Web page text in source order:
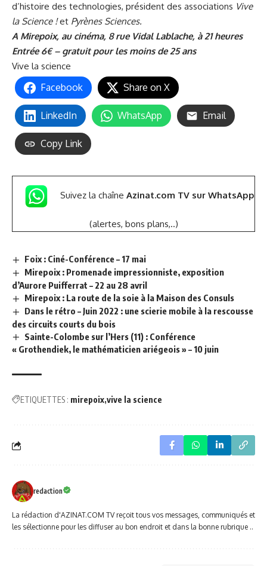
d’histoire des technologies, président des associations Vive
la Science !et Pyrènes Sciences.
A Mirepoix, au cinéma, 8 rue Vidal Lablache, à 21 heures
Entrée 6€ – gratuit pour les moins de 25 ans
Vive la science
Facebook Share on X
LinkedIn WhatsApp Email
Copy Link
Suivez la chaîne Azinat.com TV sur WhatsApp
(alertes, bons plans,..)
Foix : Ciné-Conférence – 17 mai
Mirepoix : Promenade impressionniste, exposition
d’Aurore Puifferrat – 22 au 28 avril
Mirepoix : La route de la soie à la Maison des Consuls
Dans le rétro – Juin 2022 : une scierie mobile à la rescousse
des circuits courts du bois
Sainte-Colombe sur l’Hers (11) : Conférence
« Grothendiek, le mathématicien ariégeois » – 10 juin
ETIQUETTES : mirepoix vive la science
redaction
La rédaction d'AZINAT.COM TV reçoit tous vos messages, communiqués et
les sélectionne pour les diffuser au bon endroit et dans la bonne rubrique ..